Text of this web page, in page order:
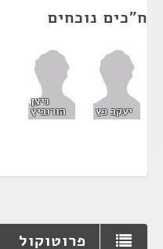
ח"כים נוכחים
יעקב כץ
ניצן
הורוביץ
פרוטוקול